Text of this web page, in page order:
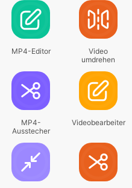
MP4-Editor
Video
umdrehen
MP4-
Ausstecher
Videobearbeiter